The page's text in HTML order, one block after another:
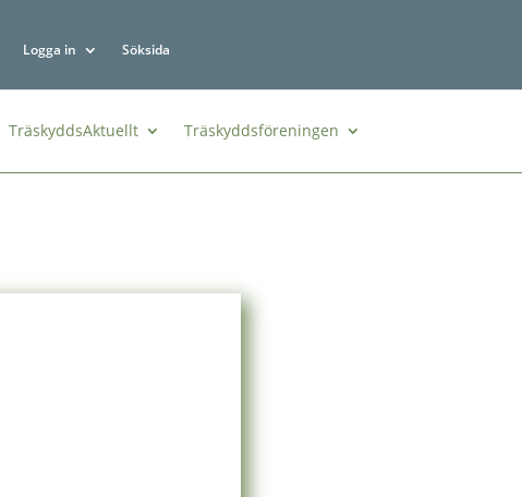
Logga in Söksida
TräskyddsAktuellt Träskyddsföreningen